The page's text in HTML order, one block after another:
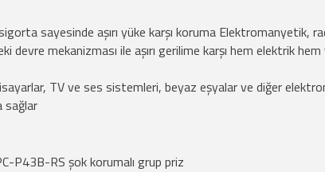
sayesinde aşırı yüke karşı koruma
devre mekanizması ile aşırı gerilime karşı hem elektrik
TV ve ses sistemleri, beyaz eşyalar ve diğer
sağlar